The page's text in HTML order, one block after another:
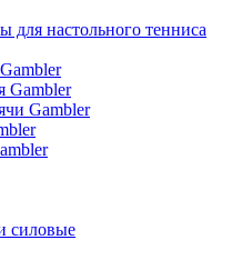
для настольного тенниса
Gambler
Gambler
силовые